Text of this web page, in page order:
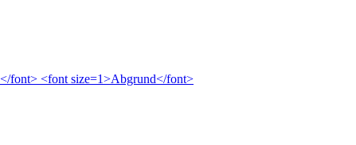
font> <font size=1>Abgrund</font>